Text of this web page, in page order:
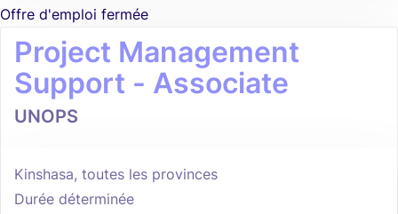
Offre d'emploi fermée
Project Management
Support - Associate
UNOPS
Kinshasa, toutes les provinces
Durée déterminée